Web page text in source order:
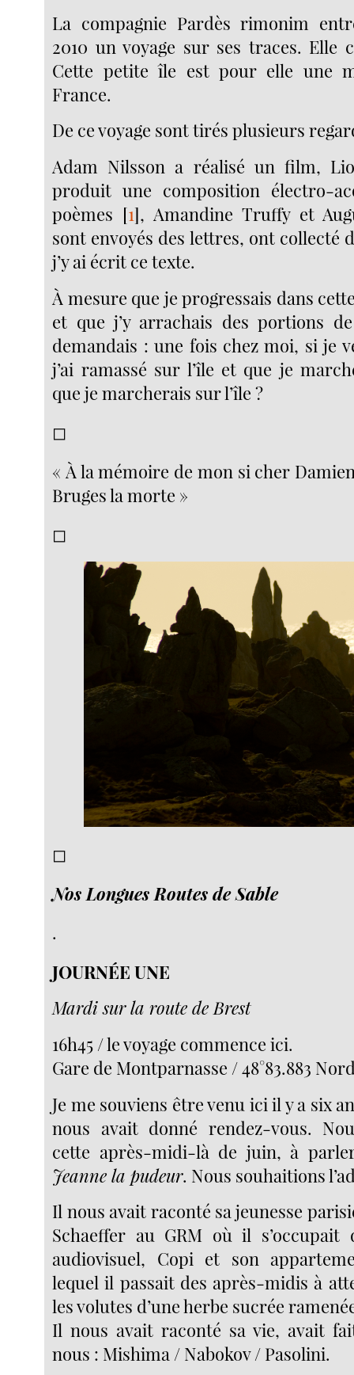
La compagnie Pardès rimonim
2010 un voyage sur ses traces. Elle
Cette petite île est pour elle une
France.
De ce voyage sont tirés plusieurs
Adam Nilsson a réalisé un film,
produit une composition électro-
poèmes [1], Amandine Truffy et
sont envoyés des lettres, ont collecté
j’y ai écrit ce texte.
À mesure que je progressais dans
et que j’y arrachais des portions
demandais : une fois chez moi, si je
j’ai ramassé sur l’île et que je
que je marcherais sur l’île ?
◻︎
« À la mémoire de mon si cher
Bruges la morte »
◻︎
◻︎
Nos Longues Routes de Sable
.
JOURNÉE UNE
Mardi sur la route de Brest
16h45 / le voyage commence ici.
Gare de Montparnasse / 48°83.883
Je me souviens être venu ici il y a six
nous avait donné rendez-vous.
cette après-midi-là de juin, à
Jeanne la pudeur. Nous souhaitions
Il nous avait raconté sa jeunesse
Schaeffer au GRM où il s’occupait
audiovisuel, Copi et son
lequel il passait des après-midis à
les volutes d’une herbe sucrée
Il nous avait raconté sa vie, avait
nous : Mishima / Nabokov / Pasolini.